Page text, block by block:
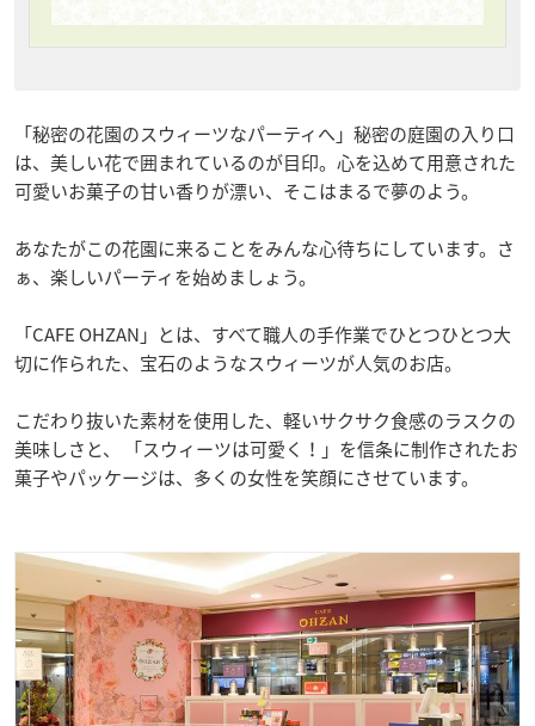
「秘密の花園のスウィーツなパーティへ」秘密の庭園の入り口
は、美しい花で囲まれているのが目印。心を込めて用意された
可愛いお菓子の甘い香りが漂い、そこはまるで夢のよう。
あなたがこの花園に来ることをみんな心待ちにしています。さ
ぁ、楽しいパーティを始めましょう。
「CAFE OHZAN」とは、すべて職人の手作業でひとつひとつ大
切に作られた、宝石のようなスウィーツが人気のお店。
こだわり抜いた素材を使用した、軽いサクサク食感のラスクの
美味しさと、 「スウィーツは可愛く！」を信条に制作されたお
菓子やパッケージは、多くの女性を笑顔にさせています。